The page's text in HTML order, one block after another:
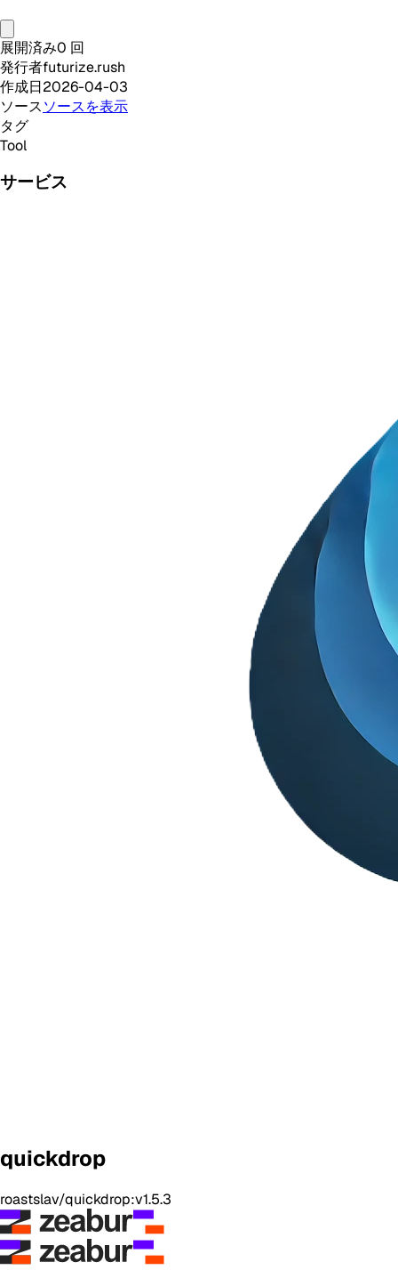
展開済み0 回
発行者futurize.rush
作成日2026-04-03
ソースソースを表示
タグ
Tool
サービス
quickdrop
roastslav/quickdrop:v1.5.3